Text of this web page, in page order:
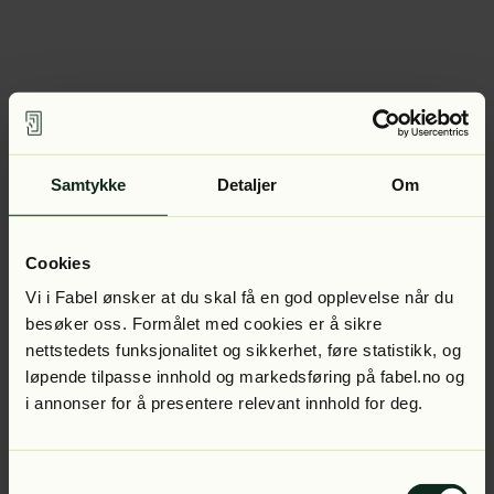
Samtykke Detaljer Om
Cookies
Vi i Fabel ønsker at du skal få en god opplevelse når du
besøker oss. Formålet med cookies er å sikre
nettstedets funksjonalitet og sikkerhet, føre statistikk, og
løpende tilpasse innhold og markedsføring på fabel.no og
i annonser for å presentere relevant innhold for deg.